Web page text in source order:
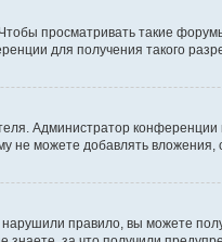
просматривать такие
для получения такого
Администратор
не можете добавлять вложения,
правило, вы можете